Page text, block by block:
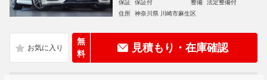
保証
保証付 整備
法定整備付
住所
神奈川県 川崎市麻生区
無
料
見積もり・在庫確認